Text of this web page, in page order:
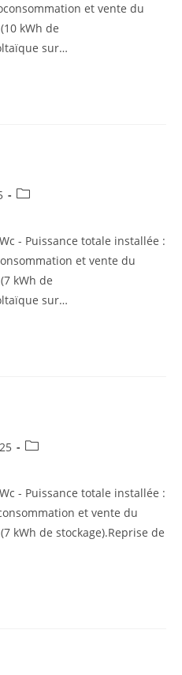
et vente du
kWh de
sur…
Post
- Puissance totale installée :
et vente du
kWh de
sur…
Post
- Puissance totale installée :
et vente du
kWh de stockage).Reprise de